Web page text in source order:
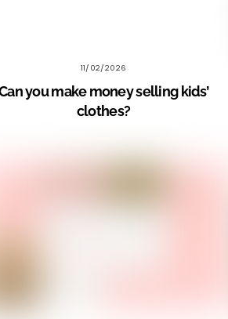
11/02/2026
you make money selling kids’
clothes?